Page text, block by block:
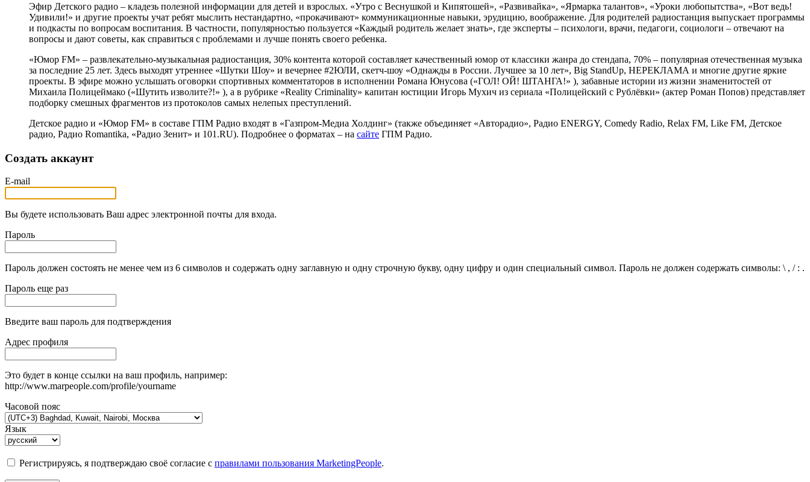
Эфир Детского радио – кладезь полезной информации для детей и взрослых. «Утро с Веснушкой и Кипятошей», «Развивайка», «Ярмарка талантов», «Уроки любопытства», «Вот ведь!
Удивили!» и другие проекты учат ребят мыслить нестандартно, «прокачивают» коммуникационные навыки, эрудицию, воображение. Для родителей радиостанция выпускает программы
и подкасты по вопросам воспитания. В частности, популярностью пользуется «Каждый родитель желает знать», где эксперты – психологи, врачи, педагоги, социологи – отвечают на
вопросы и дают советы, как справиться с проблемами и лучше понять своего ребенка.
«Юмор FM» – развлекательно-музыкальная радиостанция, 30% контента которой составляет качественный юмор от классики жанра до стендапа, 70% – популярная отечественная музыка
за последние 25 лет. Здесь выходят утреннее «Шутки Шоу» и вечернее #2ЮЛИ, скетч-шоу «Однажды в России. Лучшее за 10 лет», Big StandUp, НЕРЕКЛАМА и многие другие яркие
проекты. В эфире можно услышать оговорки спортивных комментаторов в исполнении Романа Юнусова («ГОЛ! ОЙ! ШТАНГА!» ), забавные истории из жизни знаменитостей от
Михаила Полицеймако («Шутить изволите?!» ), а в рубрике «Reality Criminality» капитан юстиции Игорь Мухич из сериала «Полицейский с Рублёвки» (актер Роман Попов) представляет
подборку смешных фрагментов из протоколов самых нелепых преступлений.
Детское радио и «Юмор FM» в составе ГПМ Радио входят в «Газпром-Медиа Холдинг» (также объединяет «Авторадио», Радио ENERGY, Comedy Radio, Relax FM, Like FM, Детское
радио, Радио Romantika, «Радио Зенит» и 101.RU). Подробнее о форматах – на сайте ГПМ Радио.
Создать аккаунт
E-mail
Вы будете использовать Ваш адрес электронной почты для входа.
Пароль
Пароль должен состоять не менее чем из 6 символов и содержать одну заглавную и одну строчную букву, одну цифру и один специальный символ. Пароль не должен содержать символы: \ , / : .
Пароль еще раз
Введите ваш пароль для подтверждения
Адрес профиля
Это будет в конце ссылки на ваш профиль, например:
http://www.marpeople.com/profile/yourname
Часовой пояс
Язык
Регистрируясь, я подтверждаю своё согласие с правилами пользования MarketingPeople.